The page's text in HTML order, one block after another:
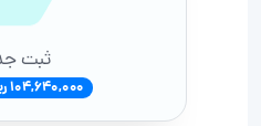
ثبت
104,640,000 ریال/ 1 سال